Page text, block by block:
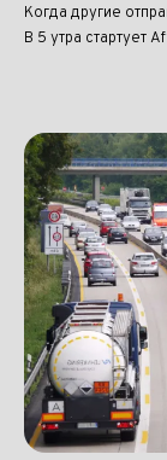
Когда другие
В 5 утра стартует